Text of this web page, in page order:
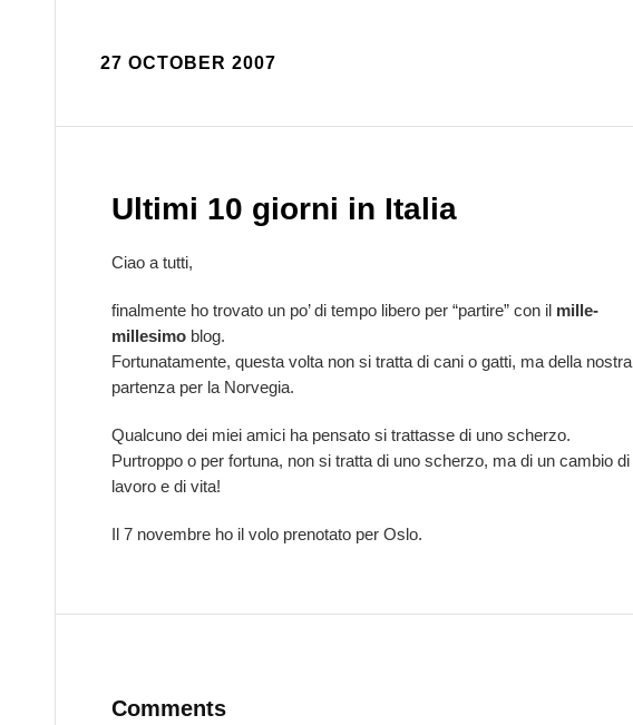
27 OCTOBER 2007
Ultimi 10 giorni in Italia
Ciao a tutti,
finalmente ho trovato un po’ di tempo libero per “partire” con il mille-
millesimoblog.
Fortunatamente, questa volta non si tratta di cani o gatti, ma della nostra
partenza per la Norvegia.
Qualcuno dei miei amici ha pensato si trattasse di uno scherzo.
Purtroppo o per fortuna, non si tratta di uno scherzo, ma di un cambio di
lavoro e di vita!
Il 7 novembre ho il volo prenotato per Oslo.
Comments